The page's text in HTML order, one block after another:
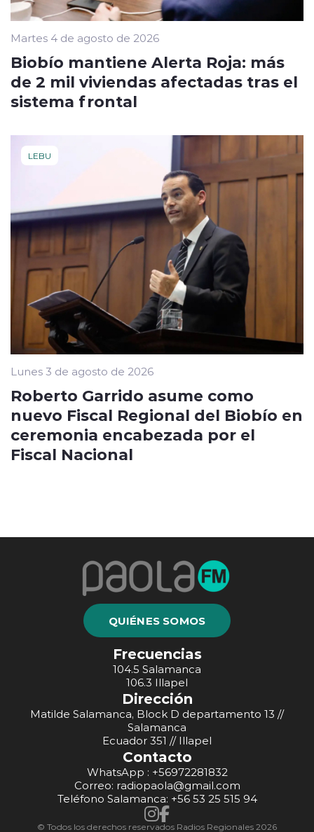
Martes 4 de agosto de 2026
Biobío mantiene Alerta Roja: más
de 2 mil viviendas afectadas tras el
sistema frontal
LEBU
Lunes 3 de agosto de 2026
Roberto Garrido asume como
nuevo Fiscal Regional del Biobío en
ceremonia encabezada por el
Fiscal Nacional
QUIÉNES SOMOS
Frecuencias
104.5 Salamanca
106.3 Illapel
Dirección
Matilde Salamanca, Block D departamento 13 //
Salamanca
Ecuador 351 // Illapel
Contacto
WhatsApp : +56972281832
Correo: radiopaola@gmail.com
Teléfono Salamanca: +56 53 25 515 94
© Todos los derechos reservados Radios Regionales 2026